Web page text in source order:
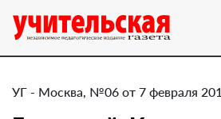
УГ - Москва, №06 от 7 февраля